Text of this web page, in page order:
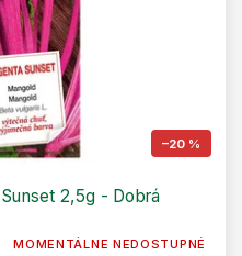
–20 %
2,5g - Dobrá
MOMENTÁLNE NEDOSTUPNÉ